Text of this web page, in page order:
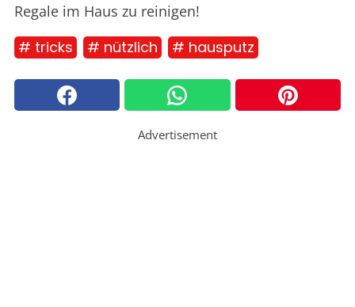
Regale im Haus zu reinigen!
# tricks # nützlich # hausputz
Advertisement